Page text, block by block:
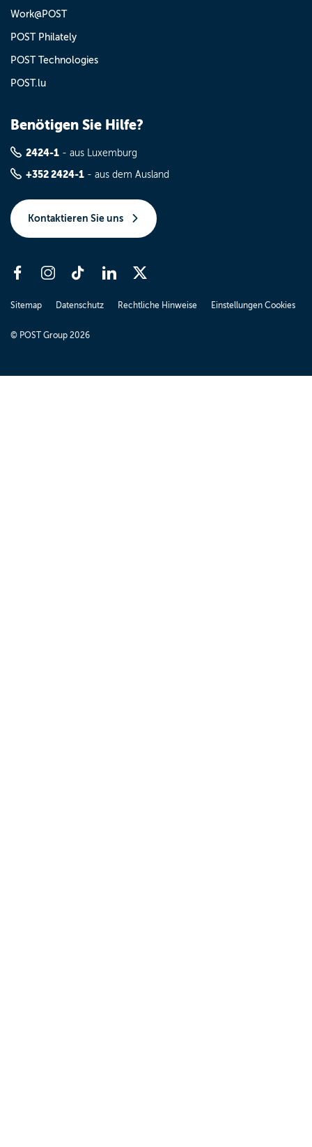
Work@POST
POST Philately
POST Technologies
POST.lu
Benötigen Sie Hilfe?
2424-1 - aus Luxemburg
+352 2424-1 - aus dem Ausland
Kontaktieren Sie uns
Sitemap Datenschutz Rechtliche Hinweise Einstellungen Cookies
© POST Group 2026